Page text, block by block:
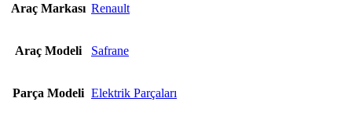
Araç Markası Renault
Araç Modeli Safrane
Parça Modeli Elektrik Parçaları